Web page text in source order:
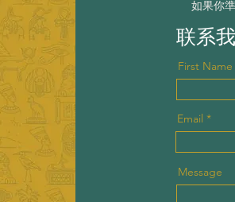
联系我
First Name
Email
Message
如果你